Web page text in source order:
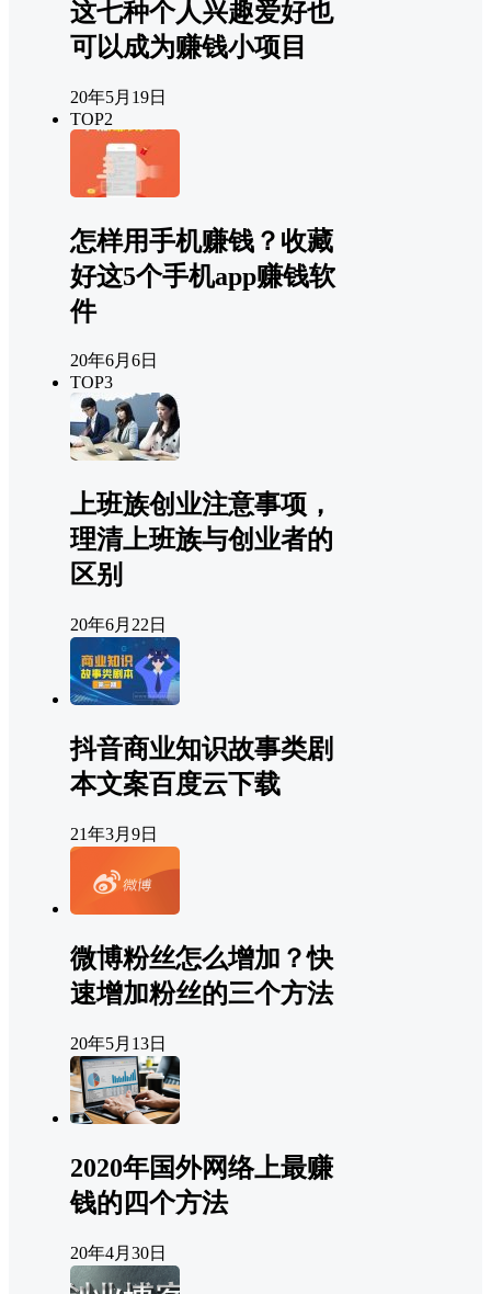
这七种个人兴趣爱好也
可以成为赚钱小项目
20年5月19日
TOP2
怎样用手机赚钱？收藏
好这5个手机app赚钱软
件
20年6月6日
TOP3
上班族创业注意事项，
理清上班族与创业者的
区别
20年6月22日
抖音商业知识故事类剧
本文案百度云下载
21年3月9日
微博粉丝怎么增加？快
速增加粉丝的三个方法
20年5月13日
2020年国外网络上最赚
钱的四个方法
20年4月30日